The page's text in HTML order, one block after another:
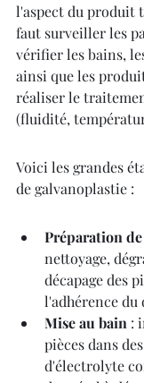
l'aspect du produit
faut surveiller les
vérifier les bains,
ainsi que les
réaliser le
(fluidité,
Voici les grandes
de galvanoplastie :
Préparation
nettoyage,
décapage des
l'adhérence du
Mise au bain :
pièces dans
d'électrolyte